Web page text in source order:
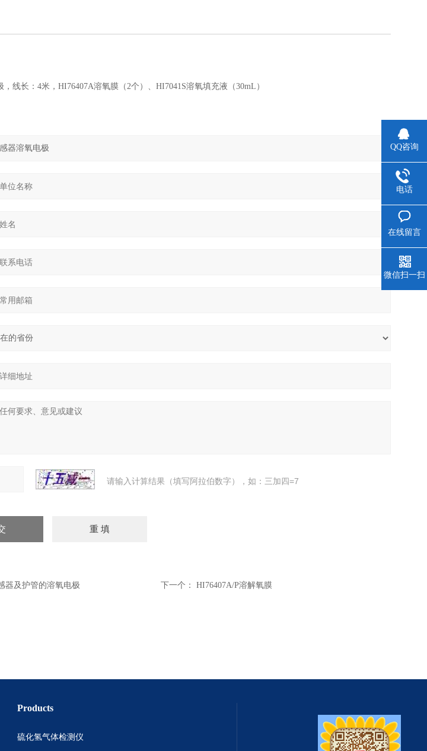
线长：4米，HI76407A溶氧膜（2个）、HI7041S溶氧填充液（30mL）
请输入计算结果（填写阿拉伯数字），如：三加四=7
器及护管的溶氧电极 下一个： HI76407A/P溶解氧膜
Products
硫化氢气体检测仪
QQ咨询
电话
在线留言
微信扫一扫